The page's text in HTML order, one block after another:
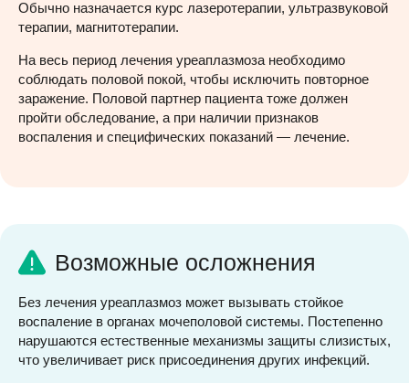
Обычно назначается курс лазеротерапии, ультразвуковой
терапии, магнитотерапии.
На весь период лечения уреаплазмоза необходимо
соблюдать половой покой, чтобы исключить повторное
заражение. Половой партнер пациента тоже должен
пройти обследование, а при наличии признаков
воспаления и специфических показаний — лечение.
Возможные осложнения
Без лечения уреаплазмоз может вызывать стойкое
воспаление в органах мочеполовой системы. Постепенно
нарушаются естественные механизмы защиты слизистых,
что увеличивает риск присоединения других инфекций.